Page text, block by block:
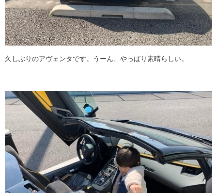
久しぶりのアヴェンタです。うーん、やっぱり素晴らしい。